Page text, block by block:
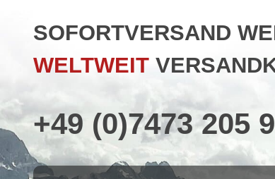
SOFORTVERSAND
WELTWEIT
+49 (0)7473 205